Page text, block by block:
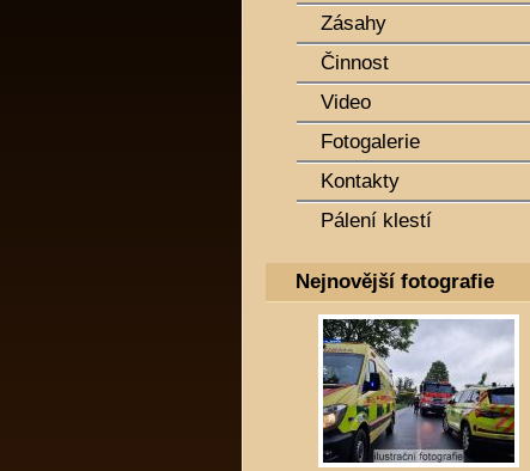
Zásahy
Činnost
Video
Fotogalerie
Kontakty
Pálení klestí
Nejnovější fotografie